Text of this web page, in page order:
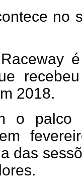
no
2018.
o palco
das